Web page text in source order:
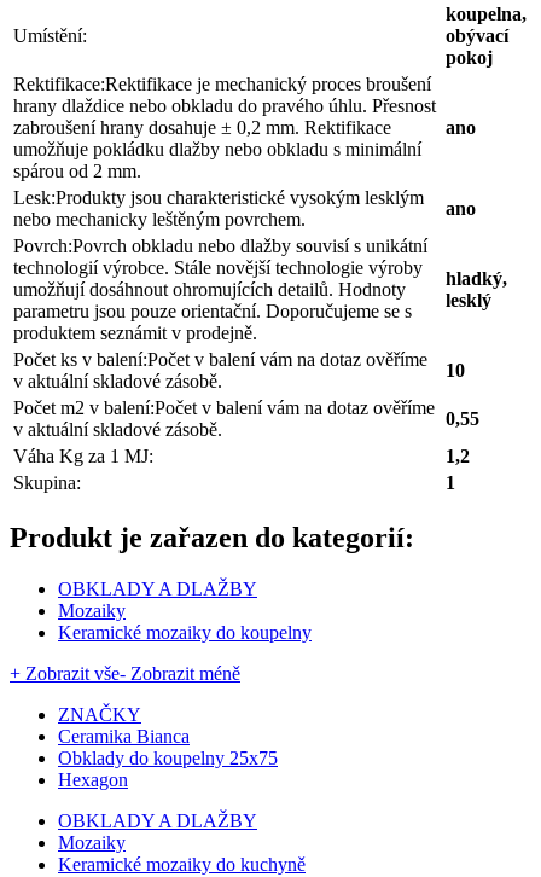
Umístění:
koupelna,
obývací
pokoj
Rektifikace:Rektifikace je mechanický proces broušení
hrany dlaždice nebo obkladu do pravého úhlu. Přesnost
zabroušení hrany dosahuje ± 0,2 mm. Rektifikace
umožňuje pokládku dlažby nebo obkladu s minimální
spárou od 2 mm.
ano
Lesk:Produkty jsou charakteristické vysokým lesklým
nebo mechanicky leštěným povrchem.
ano
Povrch:Povrch obkladu nebo dlažby souvisí s unikátní
technologií výrobce. Stále novější technologie výroby
umožňují dosáhnout ohromujících detailů. Hodnoty
parametru jsou pouze orientační. Doporučujeme se s
produktem seznámit v prodejně.
hladký,
lesklý
Počet ks v balení:Počet v balení vám na dotaz ověříme
v aktuální skladové zásobě.
10
Počet m2 v balení:Počet v balení vám na dotaz ověříme
v aktuální skladové zásobě.
0,55
Váha Kg za 1 MJ:
1,2
Skupina:
1
Produkt je zařazen do kategorií:
OBKLADY A DLAŽBY
Mozaiky
Keramické mozaiky do koupelny
+ Zobrazit vše- Zobrazit méně
ZNAČKY
Ceramika Bianca
Obklady do koupelny 25x75
Hexagon
OBKLADY A DLAŽBY
Mozaiky
Keramické mozaiky do kuchyně